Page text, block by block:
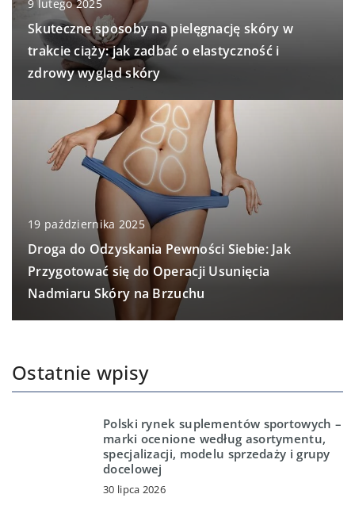
9 lutego 2025
Skuteczne sposoby na pielęgnację skóry w
trakcie ciąży: jak zadbać o elastyczność i
zdrowy wygląd skóry
19 października 2025
Droga do Odzyskania Pewności Siebie: Jak
Przygotować się do Operacji Usunięcia
Nadmiaru Skóry na Brzuchu
Ostatnie wpisy
Polski rynek suplementów sportowych –
marki ocenione według asortymentu,
specjalizacji, modelu sprzedaży i grupy
docelowej
30 lipca 2026